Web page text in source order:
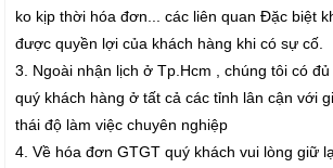
ko kịp thời hóa đơn... các liên quan Đặc biệt
được quyền lợi của khách hàng khi có sự cố.
3. Ngoài nhận lịch ở Tp.Hcm , chúng tôi có
quý khách hàng ở tất cả các tỉnh lân cận với
thái độ làm việc chuyên nghiệp
4. Về hóa đơn GTGT quý khách vui lòng giữ